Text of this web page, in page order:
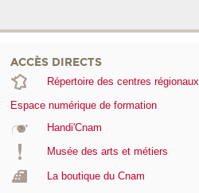
ACCÈS DIRECTS
Répertoire des centres régionaux
Espace numérique de formation
Handi'Cnam
Musée des arts et métiers
La boutique du Cnam